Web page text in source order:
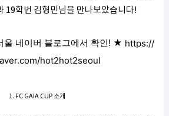
19학번 김형민님을 만나보았습니다!
네이버 블로그에서 확인! ★ https://
hot2hot2seoul
1. FC GAIA CUP 소개